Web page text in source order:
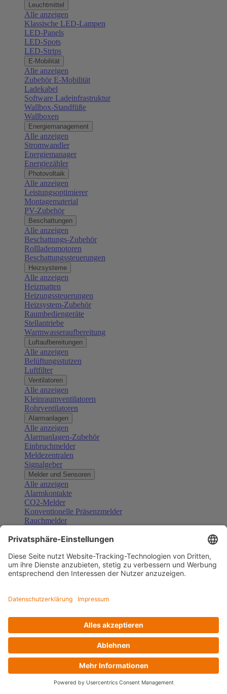
Leuchtmittel
Alle anzeigen
Klassische LED-Lampen
LED-Panels
LED-Spots
LED-Strips
E-Mobilität
Alle anzeigen
Zubehör E-Mobilität
Ladekabel
Software Ladeinfrastruktur
Wallbox-Standfüße
Wallboxen
Energiemanagement
Alle anzeigen
Stromwandler
Energiemanager
Energiezähler
Photovoltaik
Alle anzeigen
Leistungsoptimierer
Montagematerial
PV-Zubehör
Beschattungen
Alle anzeigen
Beschattungs-Zubehör
Rollladenmotoren
Beschattungssteuerungen
Heizsysteme
Alle anzeigen
Heizmatten
Heizungssteuerungen
Heizsystem-Zubehör
Raumbediengeräte
Stellantriebe
Warmwasseraufbereitung
Luftaufbereitungen
Alle anzeigen
Belüftungsstutzen
Luftfilter
Ventilatoren
Alle anzeigen
Kleinraumventilatoren
Rohrventilatoren
Alarmanlagen
Alle anzeigen
Alarmanlagen-Zubehör
Einbruchmelder
Meldezentralen
Signalgeber
Melder und Sensoren
Alle anzeigen
Alarmkontakte
CO2-Melder
Konventionelle Präsenzmelder
Rauchmelder
Gefahrenmelder
Türsprechanlagen
Alle anzeigen
Außenstationen
Klingeltaster und Gongs
Sprechanlagen-Sets
Zubehör Türkommunikation
Videoüberwachung
Zubehör Videoüberwachung
Alle anzeigen